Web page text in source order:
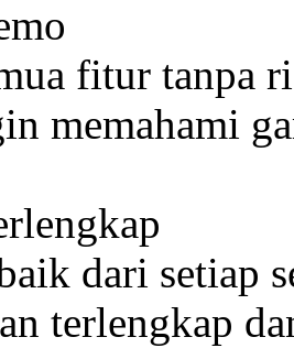
fitur tanpa
memahami
dari setiap
terlengkap